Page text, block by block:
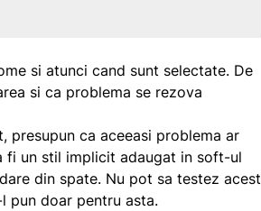
si atunci cand sunt selectate. De
si ca problema se rezova
presupun ca aceeasi problema ar
fi un stil implicit adaugat in soft-ul
din spate. Nu pot sa testez acest
pun doar pentru asta.